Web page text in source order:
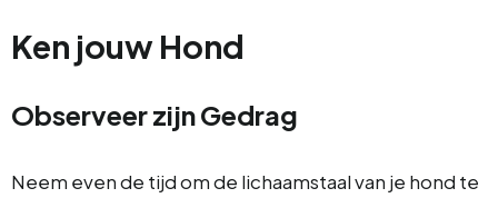
Ken jouw Hond
Observeer zijn Gedrag
Neem even de tijd om de lichaamstaal van je hond te